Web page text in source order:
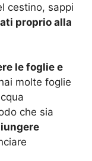
cestino, sappi
proprio alla
le foglie e
molte foglie
che sia